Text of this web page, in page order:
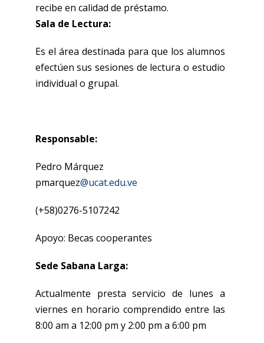
recibe en calidad de préstamo.
Sala de Lectura:
Es el área destinada para que los alumnos
efectúen sus sesiones de lectura o estudio
individual o grupal.
Responsable:
Pedro Márquez
pmarquez@ucat.edu.ve
(+58)0276-5107242
Apoyo: Becas cooperantes
Sede Sabana Larga:
Actualmente presta servicio de lunes a
viernes en horario comprendido entre las
8:00 am a 12:00 pm y 2:00 pm a 6:00 pm